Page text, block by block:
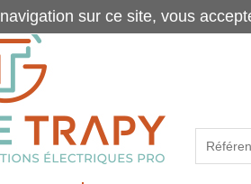
sur ce site, vous